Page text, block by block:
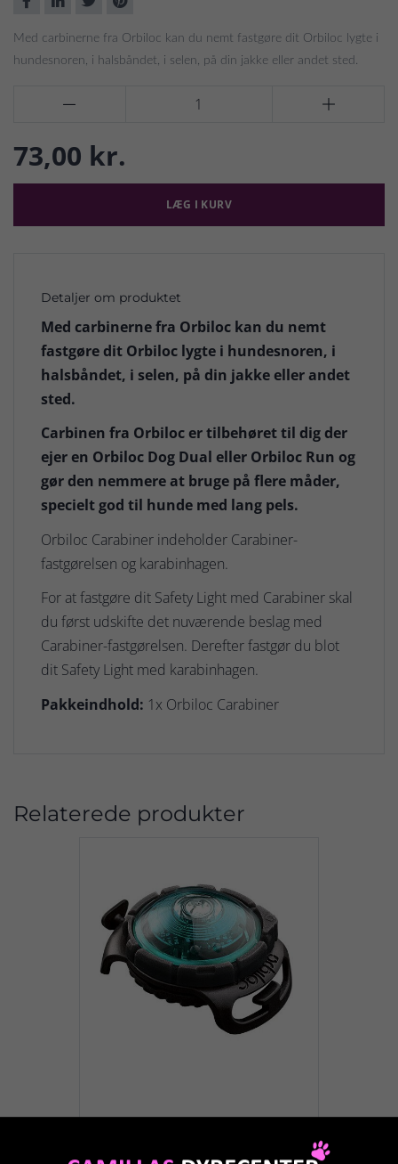
Med carbinerne fra Orbiloc kan du nemt fastgøre dit Orbiloc lygte i
hundesnoren, i halsbåndet, i selen, på din jakke eller andet sted.
 
73,00 kr.
LÆG I KURV
Detaljer om produktet
Med carbinerne fra Orbiloc kan du nemt
fastgøre dit Orbiloc lygte i hundesnoren, i
halsbåndet, i selen, på din jakke eller andet
sted.
Carbinen fra Orbiloc er tilbehøret til dig der
ejer en Orbiloc Dog Dual eller Orbiloc Run og
gør den nemmere at bruge på flere måder,
specielt god til hunde med lang pels.
Orbiloc Carabiner indeholder Carabiner-
fastgørelsen og karabinhagen.
For at fastgøre dit Safety Light med Carabiner skal
du først udskifte det nuværende beslag med
Carabiner-fastgørelsen. Derefter fastgør du blot
dit Safety Light med karabinhagen.
Pakkeindhold: 1x Orbiloc Carabiner
Relaterede produkter